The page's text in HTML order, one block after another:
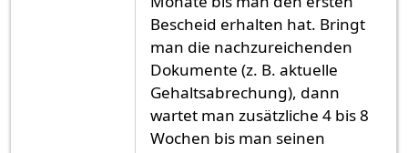
Bescheid erhalten hat. Bringt
man die nachzureichenden
Dokumente (z. B. aktuelle
Gehaltsabrechung), dann
wartet man zusätzliche 4 bis 8
Wochen bis man seinen